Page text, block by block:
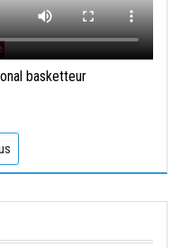
basketteur